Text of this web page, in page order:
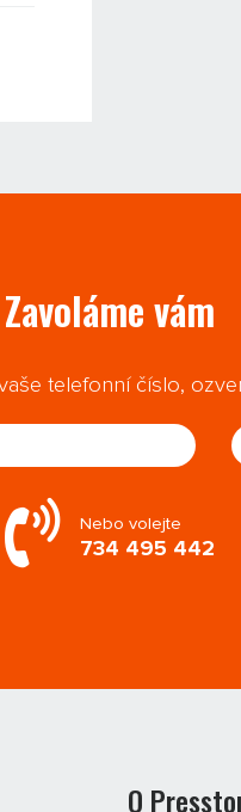
Zavoláme vám
telefonní číslo,
Nebo volejte
734 495 442
O